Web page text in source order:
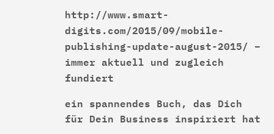
http://www.smart-
digits.com/2015/09/mobile-
publishing-update-august-2015/ –
immer aktuell und zugleich
fundiert
ein spannendes Buch, das Dich
für Dein Business inspiriert hat